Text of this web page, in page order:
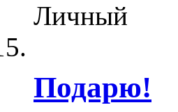
Личный
Подарю!